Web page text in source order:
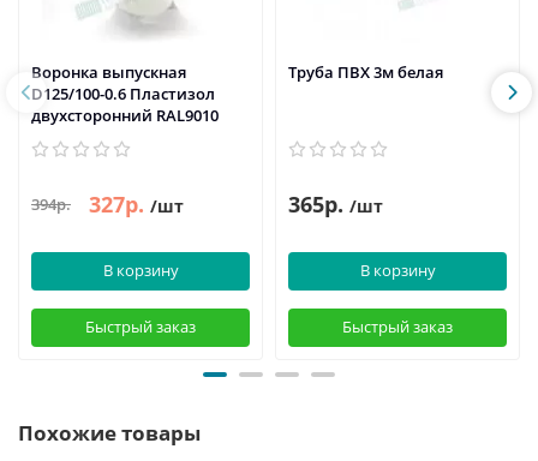
Воронка выпускная
D125/100-0.6 Пластизол
двухсторонний RAL9010
394р. 327р. /шт
В корзину
Быстрый заказ
Труба ПВХ 3м белая
365р. /шт
В корзину
Быстрый заказ
Похожие товары